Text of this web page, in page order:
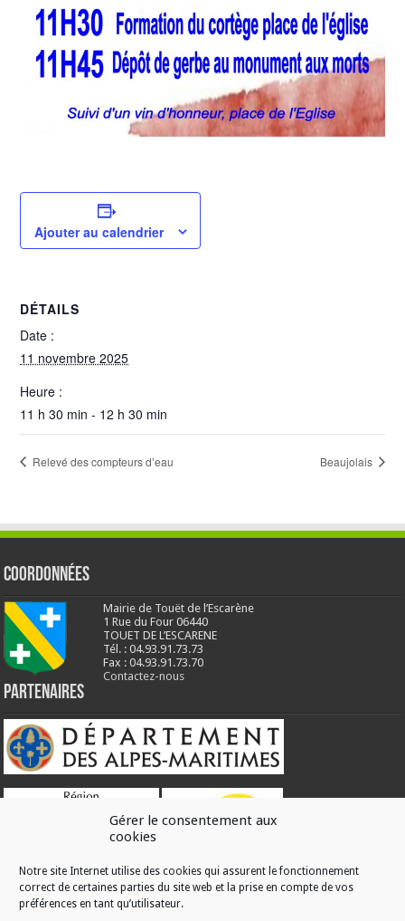
Gérer le consentement aux
cookies
Notre site Internet utilise des cookies qui assurent le fonctionnement
correct de certaines parties du site web et la prise en compte de vos
préférences en tant qu’utilisateur.
Ajouter au calendrier
DÉTAILS
Date :
11 novembre 2025
Heure :
11 h 30 min - 12 h 30 min
Relevé des compteurs d’eau Beaujolais
Coordonnées
Mairie de Touët de l’Escarène
1 Rue du Four 06440
TOUET DE L’ESCARENE
Tél. : 04.93.91.73.73
Fax : 04.93.91.73.70
Contactez-nous
Partenaires
RÉALISATION